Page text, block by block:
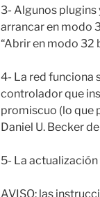
3- Algunos plugins
arrancar en modo
“Abrir en modo 32
4- La red funciona
controlador que
promiscuo (lo que
Daniel U. Becker
5- La actualización
AVISO: las